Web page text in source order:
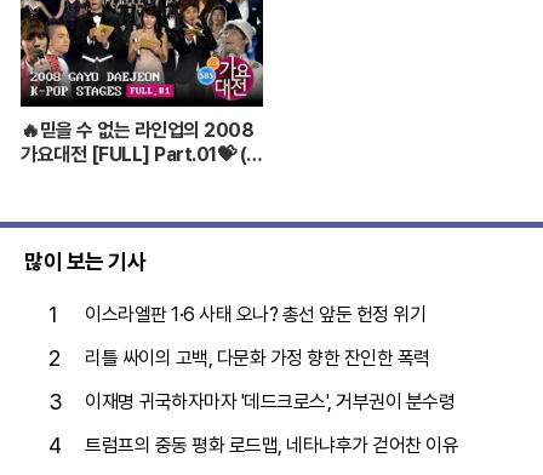
🔥믿을 수 없는 라인업의 2008
가요대전 [FULL] Part.01💝 (BI
많이 보는 기사
1 이스라엘판 1·6 사태 오나? 총선 앞둔 헌정 위기
2 리틀 싸이의 고백, 다문화 가정 향한 잔인한 폭력
3 이재명 귀국하자마자 '데드크로스', 거부권이 분수령
4 트럼프의 중동 평화 로드맵, 네타냐후가 걷어찬 이유